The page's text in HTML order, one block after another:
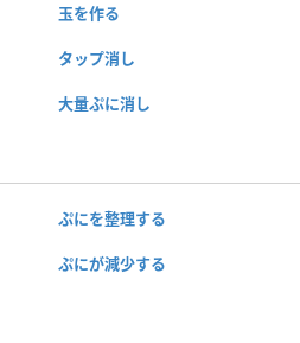
玉を作る
タップ消し
大量ぷに消し
ぷにを整理する
ぷにが減少する